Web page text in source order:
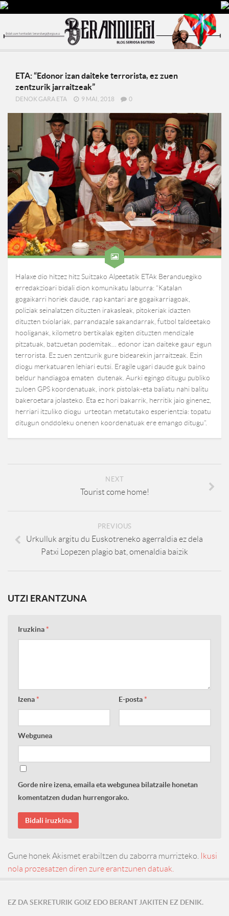
ETA: “Edonor izan daiteke terrorista, ez zuen
zentzurik jarraitzeak”
DENOK GARA ETA 9 MAI, 2018 0
Halaxe dio hitzez hitz Suitzako Alpeetatik ETAk Beranduegiko
erredakzioari bidali dion komunikatu laburra: “Katalan
gogaikarri horiek daude, rap kantari are gogaikarriagoak,
poliziak seinalatzen dituzten irakasleak, pitokeriak idazten
dituzten txiolariak, parrandazale sakandarrak, futbol taldeetako
hooliganak, kilometro bertikalak egiten dituzten mendizale
pitzatuak, batzuetan podemitak… edonor izan daiteke gaur egun
terrorista. Ez zuen zentzurik gure bidearekin jarraitzeak. Ezin
diogu merkatuaren lehiari eutsi. Eragile ugari daude guk baino
beldur handiagoa ematen dutenak. Aurki egingo ditugu publiko
zuloen GPS koordenatuak, inork pistolak-eta baliatu nahi balitu
bakeroetara jolasteko. Eta ez hori bakarrik, herritik jaio ginenez,
herriari itzuliko diogu urteotan metatutako esperientzia: topatu
ditugun onddoleku onenen koordenatuak ere emango ditugu”.
NEXT
Tourist come home!
PREVIOUS
Urkulluk argitu du Euskotreneko agerraldia ez dela
Patxi Lopezen plagio bat, omenaldia baizik
UTZI ERANTZUNA
Iruzkina*
Izena* E-posta*
Webgunea
Gorde nire izena, emaila eta webgunea bilatzaile honetan
komentatzen dudan hurrengorako.
Gune honek Akismet erabiltzen du zaborra murrizteko.
Ikusi
nola prozesatzen diren zure erantzunen datuak.
EZ DA SEKRETURIK GOIZ EDO BERANT JAKITEN EZ DENIK.